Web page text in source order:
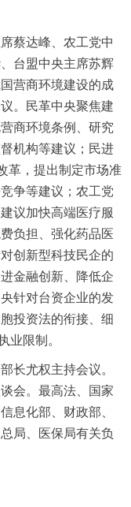
蔡达峰、农工党中
台盟中央主席苏辉
营商环境建设的成
。民革中央聚焦建
商环境条例、研究
机构等建议；民进
革，提出制定市场准
争等建议；农工党
议加快高端医疗服
负担、强化药品医
创新型科技民企的
金融创新、降低企
针对台资企业的发
投资法的衔接、细
业限制。
尤权主持会议。
会。最高法、国家
息化部、财政部、
局、医保局有关负